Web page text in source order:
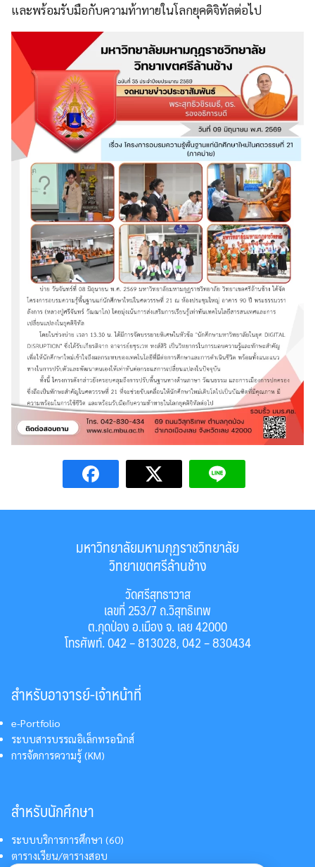
และพร้อมรับมือกับความท้าทายในโลกยุคดิจิทัลต่อไป
มหาวิทยาลัยมหามกุฏราชวิทยาลัย
วิทยาเขตศรีล้านช้าง
วัดศรีสุทธาวาส
เลขที่ 253/7 ถ.วิสุทธิเทพ
ต.กุดป่อง อ.เมือง จ. เลย 42000
โทรศัพท์. 042 – 813028, 042 – 830434
สำหรับอาจารย์-เจ้าหน้าที่
e-Portfolio
ระบบสารบรรณอิเล็กทรอนิกส์
การจัดการความรู้ (KM)
สำหรับนักศึกษา
ระบบบริการการศึกษา (60)
ตารางเรียน/ตารางสอบ